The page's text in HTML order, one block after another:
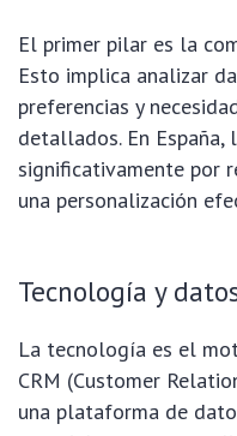
El primer pilar es la
Esto implica analizar
preferencias y
detallados. En
significativamente por
una personalización
Tecnología y
La tecnología es el
CRM (Customer
una plataforma de